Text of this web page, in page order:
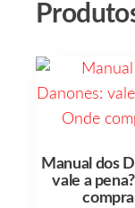
Manual dos
vale a